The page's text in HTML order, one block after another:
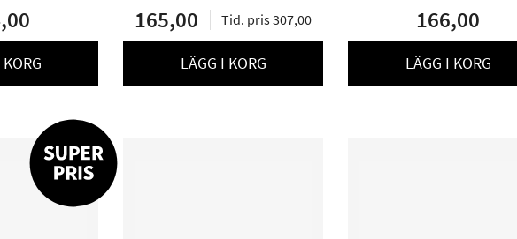
165,00 Tid. pris 307,00
LÄGG I KORG
166,00
LÄGG I KORG